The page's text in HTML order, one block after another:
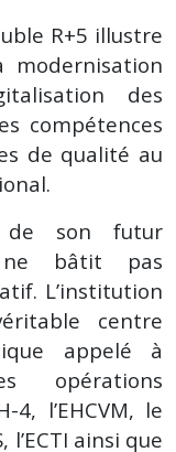
R+5 illustre
des
compétences
de qualité au
de son futur
ne bâtit pas
L’institution
centre
appelé à
opérations
l’EHCVM, le
l’ECTI ainsi que